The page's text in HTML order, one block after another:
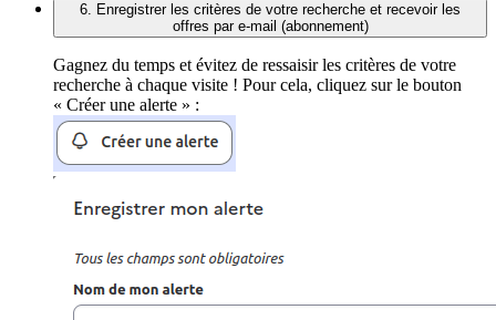
6. Enregistrer les critères de votre recherche et recevoir les
offres par e-mail (abonnement)
Gagnez du temps et évitez de ressaisir les critères de votre
recherche à chaque visite ! Pour cela, cliquez sur le bouton
« Créer une alerte » :